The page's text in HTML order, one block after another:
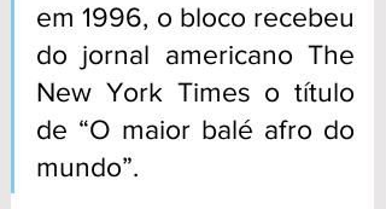
em 1996, o bloco recebeu
do jornal americano The
New York Times o título
de “O maior balé afro do
mundo”.